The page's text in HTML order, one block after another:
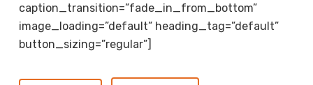
caption_transition=”fade_in_from_bottom”
image_loading=”default” heading_tag=”default”
button_sizing=”regular”]